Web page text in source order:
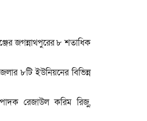
জগন্নাথপুরের ৮ শতাধিক
৮টি ইউনিয়নের বিভিন্ন
রেজাউল করিম রিজু,